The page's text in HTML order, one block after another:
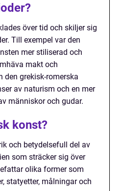
över tid och skiljer sig
Till exempel var den
mer stiliserad och
makt och
den grekisk-romerska
av naturism och en mer
människor och gudar.
konst?
och betydelsefull del av
som sträcker sig över
olika former som
statyetter, målningar och